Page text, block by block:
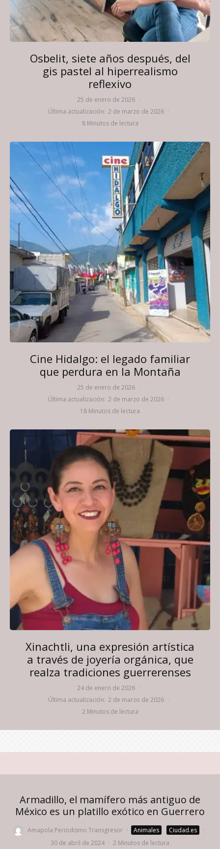
Osbelit, siete años después, del
gis pastel al hiperrealismo
reflexivo
25 de enero de 2026 ·
Última actualización: 2 de marzo de 2026 ·
8 Minutos de lectura
Cine Hidalgo: el legado familiar
que perdura en la Montaña
25 de enero de 2026 ·
Última actualización: 2 de marzo de 2026 ·
18 Minutos de lectura
Xinachtli, una expresión artística
a través de joyería orgánica, que
realza tradiciones guerrerenses
24 de enero de 2026 ·
Última actualización: 2 de marzo de 2026 ·
2 Minutos de lectura
Armadillo, el mamífero más antiguo de
México es un platillo exótico en Guerrero
Amapola Periodismo Transgresor · Animales Ciudad.es
·
30 de abril de 2024 · 2 Minutos de lectura